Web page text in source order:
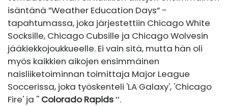
isäntänä ”Weather Education Days” -
tapahtumassa, joka järjestettiin Chicago White
Socksille, Chicago Cubsille ja Chicago Wolvesin
jääkiekkojoukkueelle. Ei vain sitä, mutta hän oli
myös kaikkien aikojen ensimmäinen
naisliiketoiminnan toimittaja Major League
Soccerissa, joka työskenteli 'LA Galaxy', 'Chicago
Fire' ja '' Colorado Rapids’’.